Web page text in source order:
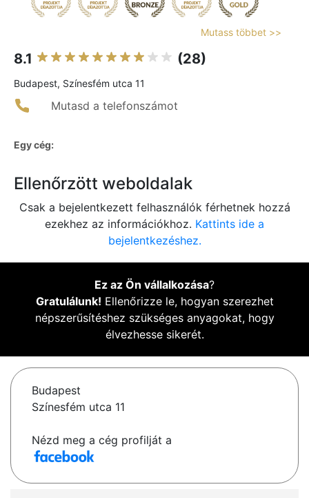
Mutass többet >>
8.1 (28)
Budapest, Színesfém utca 11
Mutasd a telefonszámot
Egy cég:
Ellenőrzött weboldalak
Csak a bejelentkezett felhasználók férhetnek hozzá
ezekhez az információkhoz. Kattints ide a
bejelentkezéshez.
Ez az Ön vállalkozása?
Gratulálunk! Ellenőrizze le, hogyan szerezhet
népszerűsítéshez szükséges anyagokat, hogy
élvezhesse sikerét.
Budapest
Színesfém utca 11
Nézd meg a cég profilját a